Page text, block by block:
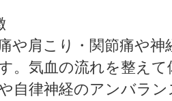
や肩こり・関節痛や
。気血の流れを整え
自律神経のアンバラ